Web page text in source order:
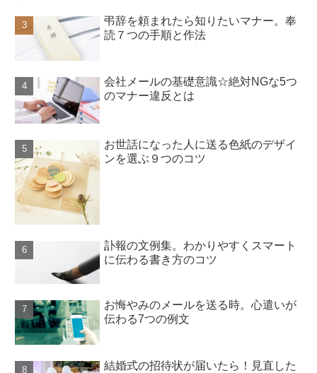
弔辞を頼まれたら知りたいマナー。奉
読７つの手順と作法
会社メールの基礎意識☆絶対NGな5つ
のマナー違反とは
お世話になった人に送る色紙のデザイ
ンを選ぶ９つのコツ
訃報の文例集。わかりやすくスマート
に伝わる書き方のコツ
お悔やみのメールを送る時。心遣いが
伝わる7つの例文
結婚式の招待状が届いたら！見直した